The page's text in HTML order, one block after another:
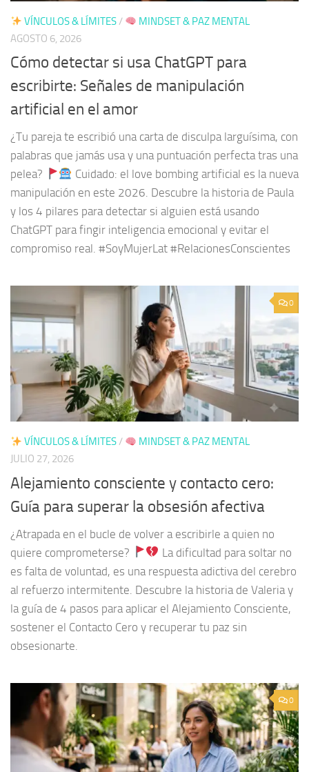
VÍNCULOS & LÍMITES/
MINDSET & PAZ MENTAL
AGOSTO 6, 2026
Cómo detectar si usa ChatGPT para
escribirte: Señales de manipulación
artificial en el amor
¿Tu pareja te escribió una carta de disculpa larguísima, con
palabras que jamás usa y una puntuación perfecta tras una
pelea?
Cuidado: el love bombing artificial es la nueva
manipulación en este 2026. Descubre la historia de Paula
y los 4 pilares para detectar si alguien está usando
ChatGPT para fingir inteligencia emocional y evitar el
compromiso real. #SoyMujerLat #RelacionesConscientes
0
VÍNCULOS & LÍMITES/
MINDSET & PAZ MENTAL
JULIO 27, 2026
Alejamiento consciente y contacto cero:
Guía para superar la obsesión afectiva
¿Atrapada en el bucle de volver a escribirle a quien no
quiere comprometerse?
La dificultad para soltar no
es falta de voluntad, es una respuesta adictiva del cerebro
al refuerzo intermitente. Descubre la historia de Valeria y
la guía de 4 pasos para aplicar el Alejamiento Consciente,
sostener el Contacto Cero y recuperar tu paz sin
obsesionarte.
0